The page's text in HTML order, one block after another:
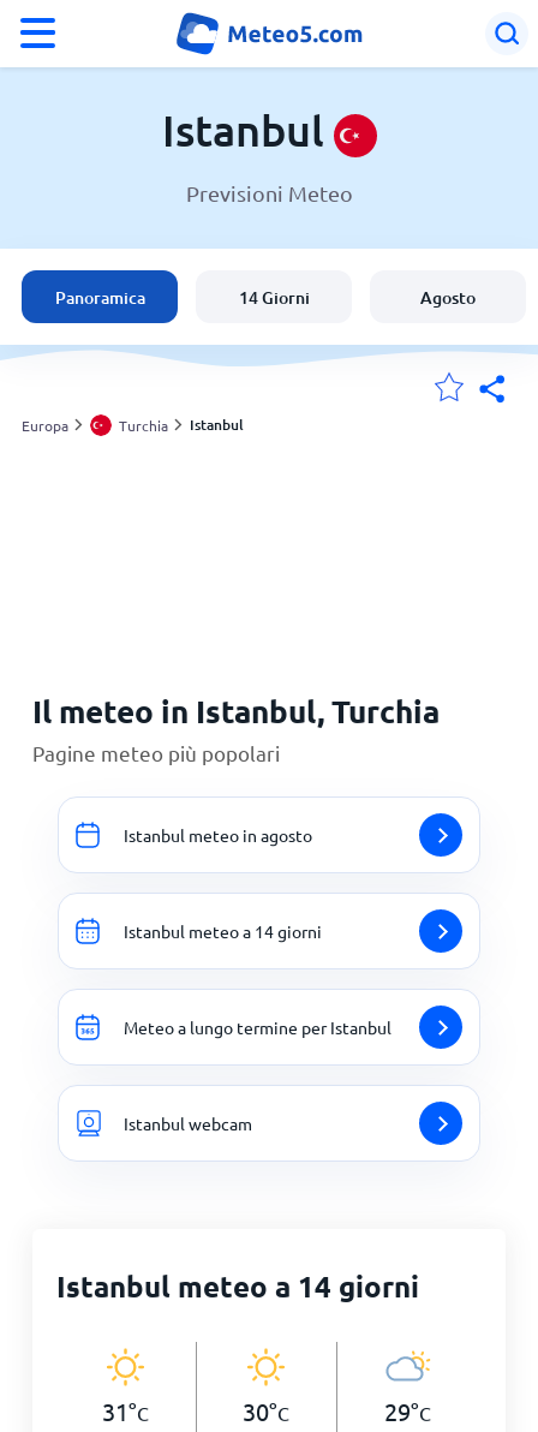
Turchia
Italia
Svizzera
Istanbul
Previsioni Meteo
Panoramica 14 Giorni Agosto
Europa Turchia Istanbul
Il meteo in Istanbul, Turchia
Pagine meteo più popolari
Istanbul meteo in agosto
Istanbul meteo a 14 giorni
Meteo a lungo termine per Istanbul
Istanbul webcam
Istanbul meteo a 14 giorni
31°C 30°C 29°C